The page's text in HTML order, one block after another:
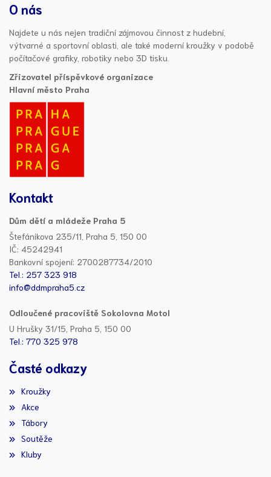
O nás
Najdete u nás nejen tradiční zájmovou činnost z hudební,
výtvarné a sportovní oblasti, ale také moderní kroužky v podobě
počítačové grafiky, robotiky nebo 3D tisku.
Zřizovatel příspěvkové organizace
Hlavní město Praha
Kontakt
Dům dětí a mládeže Praha 5
Štefánikova 235/11, Praha 5, 150 00
IČ: 45242941
Bankovní spojení: 2700287734/2010
Tel.: 257 323 918
info@ddmpraha5.cz
Odloučené pracoviště Sokolovna Motol
U Hrušky 31/15, Praha 5, 150 00
Tel.: 770 325 978
Časté odkazy
Kroužky
Akce
Tábory
Soutěže
Kluby